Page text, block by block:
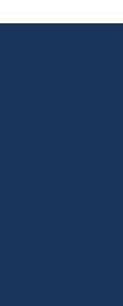
seminarium